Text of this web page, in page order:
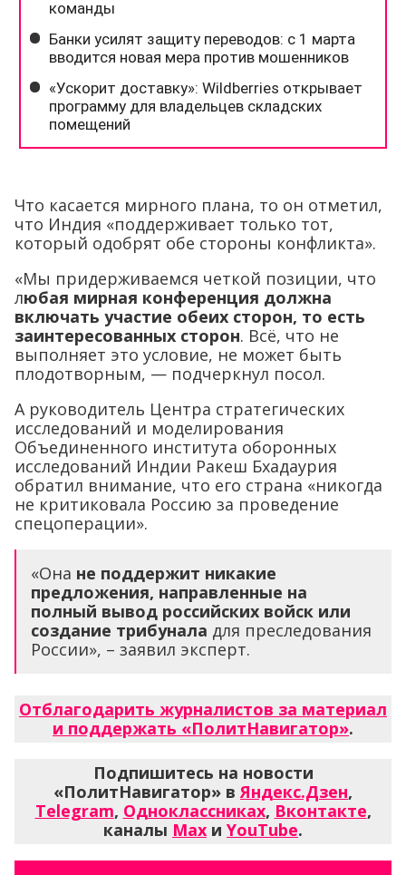
Что касается мирного плана, то он отметил,
что Индия «поддерживает только тот,
который одобрят обе стороны конфликта».
«Мы придерживаемся четкой позиции, что
любая мирная конференция должна
включать участие обеих сторон, то есть
заинтересованных сторон. Всё, что не
выполняет это условие, не может быть
плодотворным, — подчеркнул посол.
А руководитель Центра стратегических
исследований и моделирования
Объединенного института оборонных
исследований Индии Ракеш Бхадаурия
обратил внимание, что его страна «никогда
не критиковала Россию за проведение
спецоперации».
«Она не поддержит никакие
предложения, направленные на
полный вывод российских войск или
создание трибунала для преследования
России», – заявил эксперт.
Отблагодарить журналистов за материал
и поддержать «ПолитНавигатор».
Подпишитесь на новости
«ПолитНавигатор» вЯндекс.Дзен,
Telegram, Одноклассниках, Вконтакте,
каналы Max и YouTube.